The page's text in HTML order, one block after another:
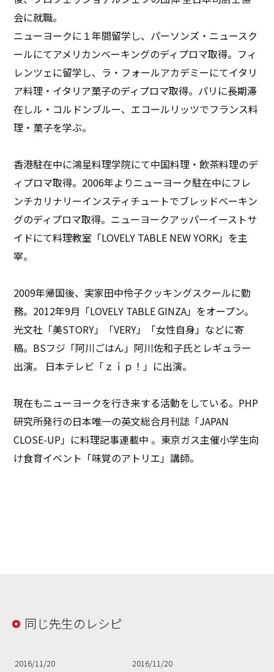
会に就職。
ニューヨークに１年間留学し、パーソンズ・ニュースク
ールにてアメリカンベーキングのディプロマ取得。フィ
レンツェに留学し、ラ・フォールアカデミーにてイタリ
ア料理・イタリア菓子のディプロマ取得。パリに長期滞
在しル・コルドンブルー、エコールリッツでフランス料
理・菓子を学ぶ。
香港駐在中に鴻星料理学院にて中国料理・飲茶料理のデ
ィプロマ取得。2006年よりニューヨーク駐在中にフレ
ンチカリナリーインスティチュートでブレッドベーキン
グのディプロマ取得。ニューヨークアッパーイーストサ
イドにて料理教室「LOVELY TABLE NEW YORK」を主
宰。
2009年帰国後、実家田中伶子クッキングスクールに勤
務。2012年9月「LOVELY TABLE GINZA」をオープン。
光文社「美STORY」「VERY」「女性自身」などに寄
稿。BSフジ「阿川ごはん」阿川佐和子氏とレギュラー
出演。 日本テレビ「ｚｉｐ！」に出演。
現在もニューヨークを行き来する活動をしている。PHP
研究所発行の日本唯一の英文総合月刊誌「JAPAN
CLOSE-UP」に料理記事連載中 。東京ガス主催小学生向
け食育イベント「味覚のアトリエ」講師。
同じ先生のレシピ
2016/11/20 2016/11/20